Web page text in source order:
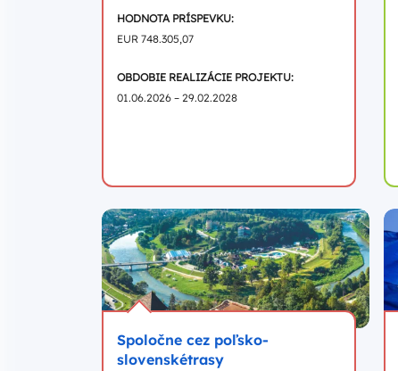
HODNOTA PRÍSPEVKU:
EUR 748.305,07
OBDOBIE REALIZÁCIE PROJEKTU:
01.06.2026 – 29.02.2028
Spoločne cez poľsko-
slovenskétrasy